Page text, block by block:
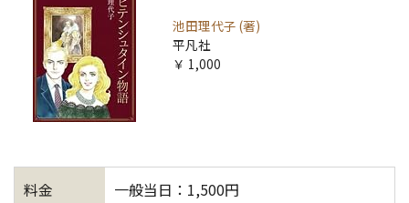
池田理代子 (著)
平凡社
￥ 1,000
料金
一般当日：1,500円